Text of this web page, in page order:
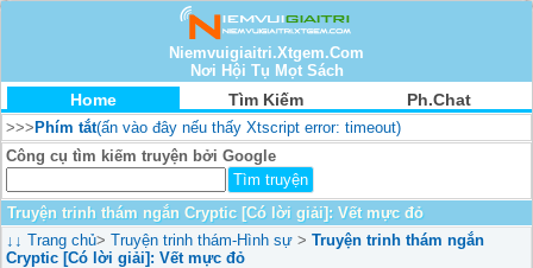
Niemvuigiaitri.Xtgem.Com
Nơi Hội Tụ Mọt Sách
Home Tìm Kiếm Ph.Chat
>>>Phím tắt(ấn vào đây nếu thấy Xtscript error: timeout)
Công cụ tìm kiếm truyện bởi Google
Truyện trinh thám ngắn Cryptic [Có lời giải]: Vết mực đỏ
↓↓ Trang chủ> Truyện trinh thám-Hình sự > Truyện trinh thám ngắn
Cryptic [Có lời giải]: Vết mực đỏ